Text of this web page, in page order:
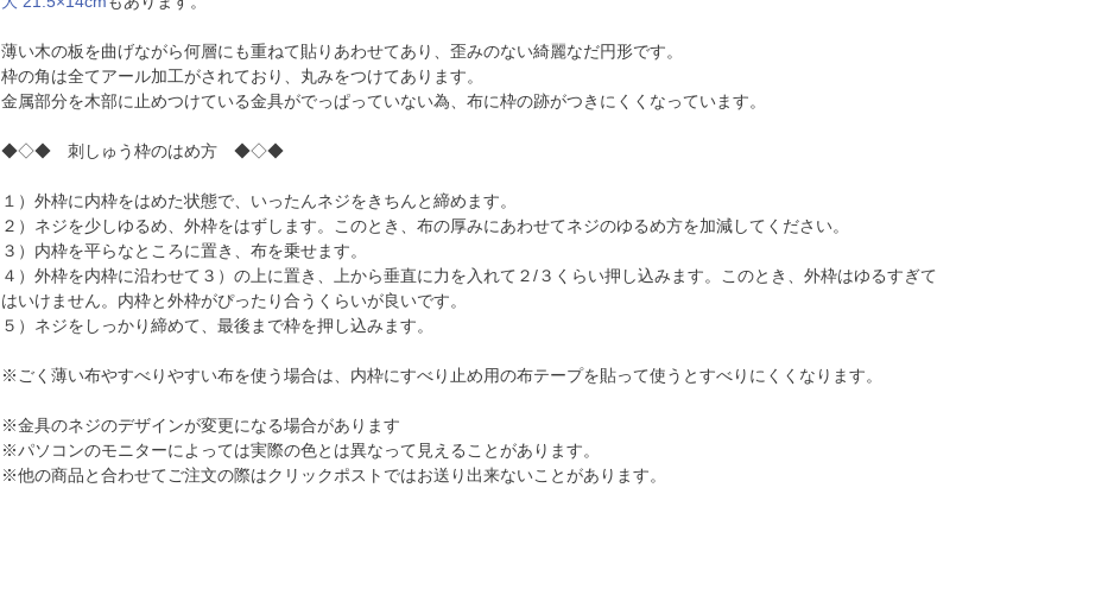
薄い木の板を曲げながら何層にも重ねて貼りあわせてあり、歪みのない綺麗なだ円形です。
枠の角は全てアール加工がされており、丸みをつけてあります。
金属部分を木部に止めつけている金具がでっぱっていない為、布に枠の跡がつきにくくなっています。
◆◇◆ 刺しゅう枠のはめ方 ◆◇◆
１）外枠に内枠をはめた状態で、いったんネジをきちんと締めます。
２）ネジを少しゆるめ、外枠をはずします。このとき、布の厚みにあわせてネジのゆるめ方を加減してください。
３）内枠を平らなところに置き、布を乗せます。
４）外枠を内枠に沿わせて３）の上に置き、上から垂直に力を入れて２/３くらい押し込みます。このとき、外枠はゆるすぎて
はいけません。内枠と外枠がぴったり合うくらいが良いです。
５）ネジをしっかり締めて、最後まで枠を押し込みます。
※ごく薄い布やすべりやすい布を使う場合は、内枠にすべり止め用の布テープを貼って使うとすべりにくくなります。
※金具のネジのデザインが変更になる場合があります
※パソコンのモニターによっては実際の色とは異なって見えることがあります。
※他の商品と合わせてご注文の際はクリックポストではお送り出来ないことがあります。